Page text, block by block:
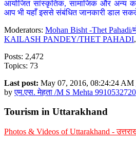
आयोजित सांस्कृतिक, सामाजिक और अन्य
आप भी यहाँ इससे संबंधित जानकारी डाल
Moderators: Mohan Bisht -Thet Pahadi/
KAILASH PANDEY/THET PAHADI
Posts: 2,472
Topics: 73
Last post: May 07, 2016, 08:24:24 AM
byएम.एस. मेहता /M S Mehta 9910532720
Tourism in Uttarakhand
Photos & Videos of Uttarakhand -